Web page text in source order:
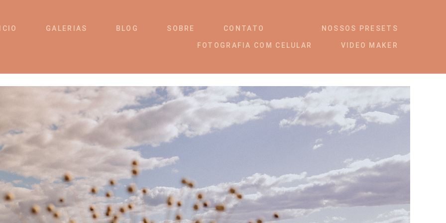
GALERIAS BLOG SOBRE CONTATO NOSSOS PRESETS
FOTOGRAFIA COM CELULAR VIDEO MAKER